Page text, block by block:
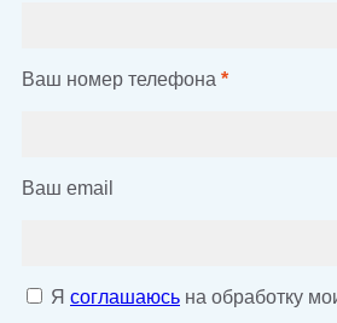
Ваш номер телефона *
Ваш email
Я соглашаюсь на обработку